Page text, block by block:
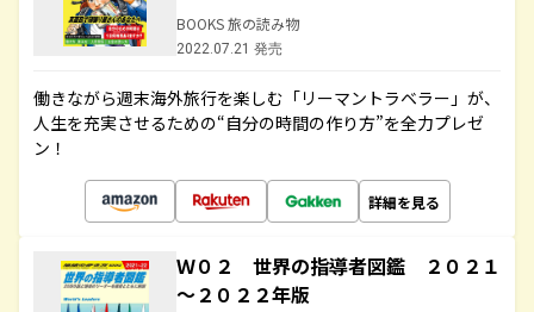
BOOKS 旅の読み物
2022.07.21 発売
働きながら週末海外旅行を楽しむ「リーマントラベラー」が、
人生を充実させるための“自分の時間の作り方”を全力プレゼ
ン！
詳細を見る
Ｗ０２ 世界の指導者図鑑 ２０２１
～２０２２年版